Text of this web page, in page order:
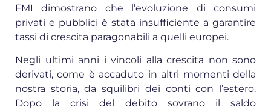
FMI dimostrano che l’evoluzione di consumi
privati e pubblici è stata insufficiente a garantire
tassi di crescita paragonabili a quelli europei.
Negli ultimi anni i vincoli alla crescita non sono
derivati, come è accaduto in altri momenti della
nostra storia, da squilibri dei conti con l’estero.
Dopo la crisi del debito sovrano il saldo